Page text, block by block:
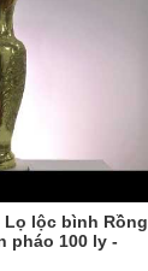
Lọ lộc bình Rồng
pháo 100 ly -